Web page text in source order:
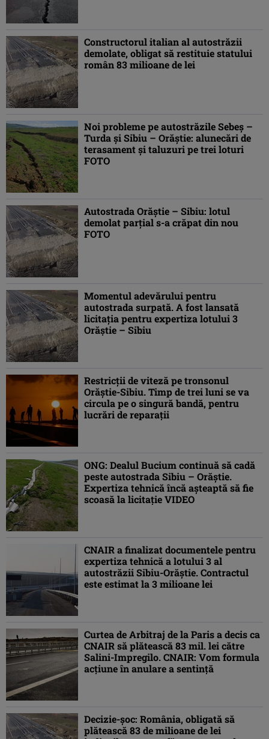
Constructorul italian al autostrăzii
demolate, obligat să restituie statului
român 83 milioane de lei
Noi probleme pe autostrăzile Sebeş –
Turda şi Sibiu – Orăştie: alunecări de
terasament şi taluzuri pe trei loturi
FOTO
Autostrada Orăştie – Sibiu: lotul
demolat parţial s-a crăpat din nou
FOTO
Momentul adevărului pentru
autostrada surpată. A fost lansată
licitaţia pentru expertiza lotului 3
Orăştie – Sibiu
Restricţii de viteză pe tronsonul
Orăştie-Sibiu. Timp de trei luni se va
circula pe o singură bandă, pentru
lucrări de reparaţii
ONG: Dealul Bucium continuă să cadă
peste autostrada Sibiu – Orăştie.
Expertiza tehnică încă aşteaptă să fie
scoasă la licitaţie VIDEO
CNAIR a finalizat documentele pentru
expertiza tehnică a lotului 3 al
autostrăzii Sibiu-Orăştie. Contractul
este estimat la 3 milioane lei
Curtea de Arbitraj de la Paris a decis ca
CNAIR să plătească 83 mil. lei către
Salini-Impregilo. CNAIR: Vom formula
acţiune în anulare a sentinţă
Decizie-şoc: România, obligată să
plătească 83 de milioane de lei